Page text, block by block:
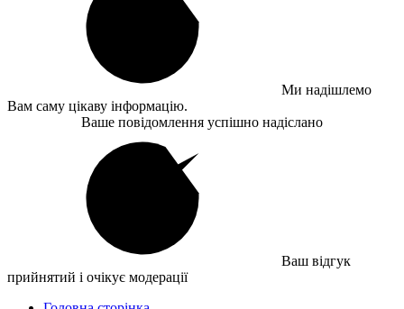
Ми надішлемо
Вам саму цікаву інформацію.
Ваше повідомлення успішно надіслано
Ваш відгук
прийнятий і очікує модерації